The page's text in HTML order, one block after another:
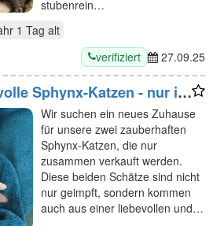
stubenrein…
1 Tag alt
verifiziert 27.09.25
Sphynx-Katzen - nur im
Wir suchen ein neues Zuhause
für unsere zwei zauberhaften
Sphynx-Katzen, die nur
zusammen verkauft werden.
Diese beiden Schätze sind nicht
nur geimpft, sondern kommen
auch aus einer liebevollen und…